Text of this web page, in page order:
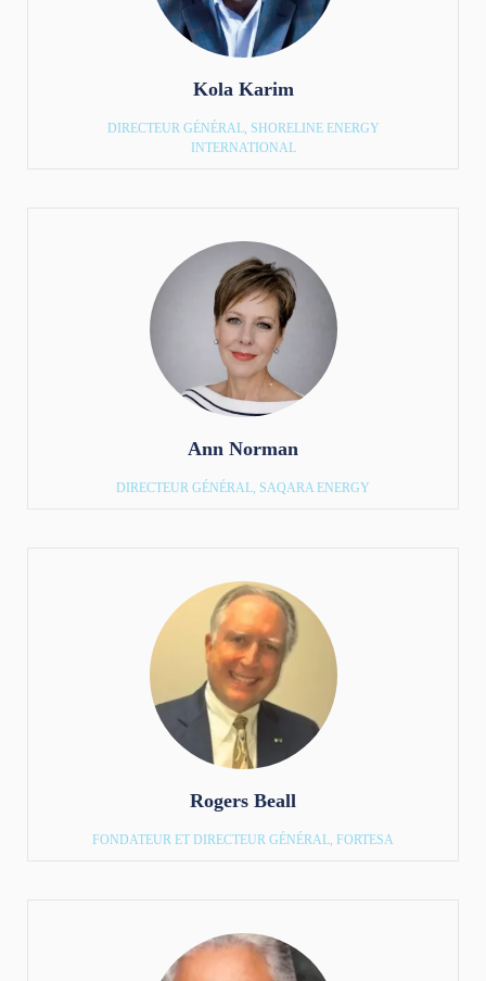
Kola Karim
DIRECTEUR GÉNÉRAL, SHORELINE ENERGY
INTERNATIONAL
Ann Norman
DIRECTEUR GÉNÉRAL, SAQARA ENERGY
Rogers Beall
FONDATEUR ET DIRECTEUR GÉNÉRAL, FORTESA